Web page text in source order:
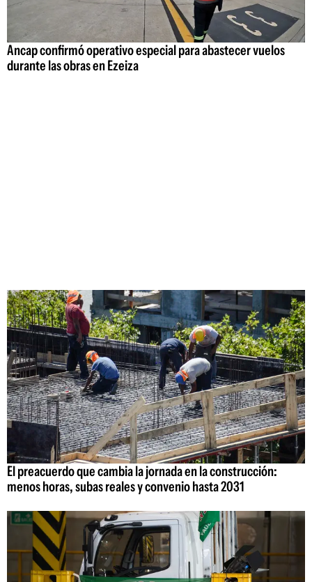
Ancap confirmó operativo especial para abastecer vuelos
durante las obras en Ezeiza
El preacuerdo que cambia la jornada en la construcción:
menos horas, subas reales y convenio hasta 2031